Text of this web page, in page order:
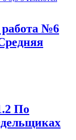
работа №6
По